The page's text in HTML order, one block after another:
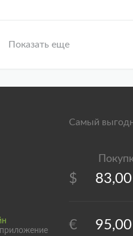
Показать еще
Самый
$ 83,00
€ 95,00